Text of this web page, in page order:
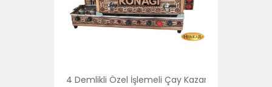
4 Demlikli Özel İşlemeli Çay Kazanı